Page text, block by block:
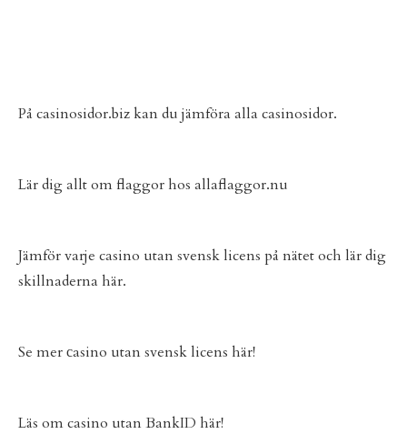
På casinosidor.bizkan du jämföra alla casinosidor.
Lär dig allt om flaggor hos allaflaggor.nu
Jämför varje casino utan svensk licens på nätet och lär dig
skillnaderna här.
Se merсasino utan svensk licens här!
Läs omcasino utan BankID här!